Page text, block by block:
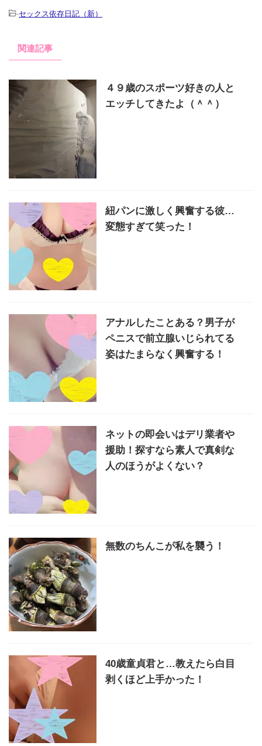
-セックス依存日記（新）
関連記事
４９歳のスポーツ好きの人と
エッチしてきたよ（＾＾）
紐パンに激しく興奮する彼…
変態すぎて笑った！
アナルしたことある？男子が
ペニスで前立腺いじられてる
姿はたまらなく興奮する！
ネットの即会いはデリ業者や
援助！探すなら素人で真剣な
人のほうがよくない？
無数のちんこが私を襲う！
40歳童貞君と…教えたら白目
剥くほど上手かった！